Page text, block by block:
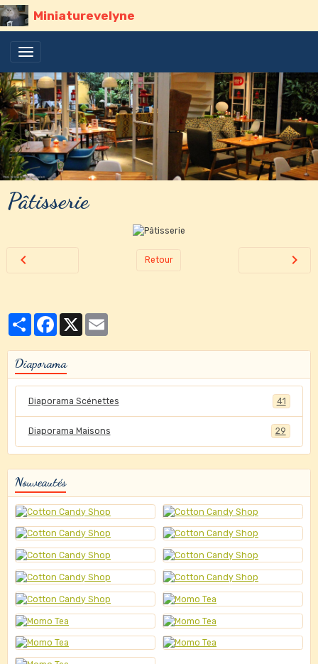
Miniaturevelyne
Pâtisserie
Retour
PartagerFacebook
Diaporama
Diaporama Scénettes 41
Diaporama Maisons 29
Nouveautés